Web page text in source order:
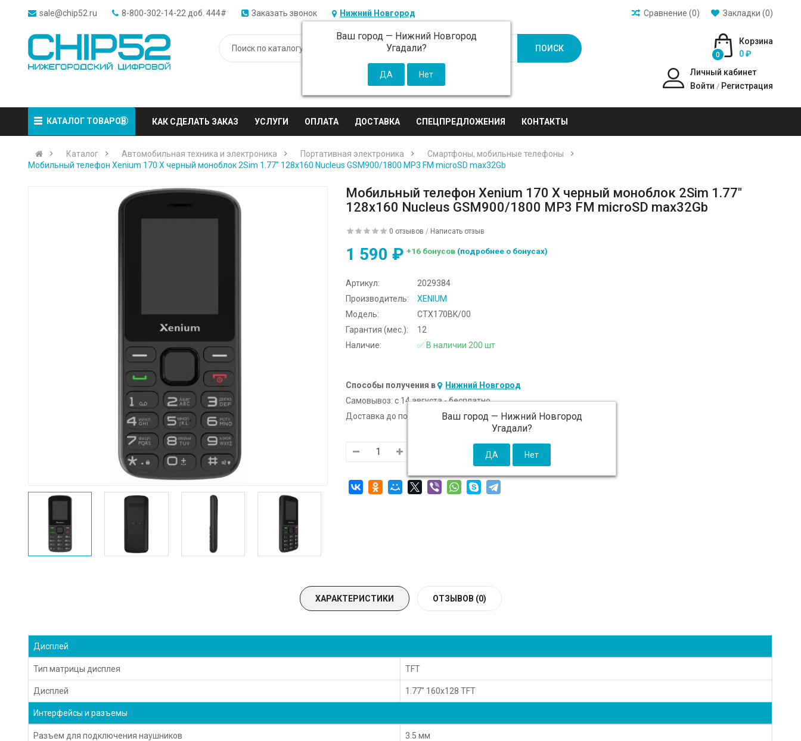
sale@chip52.ru 8-800-302-14-22 доб. 444# Заказать звонок Нижний Новгород
Ваш город — Нижний Новгород
Угадали?
Закладки (0)
Сравнение (0)
ПОИСК
Корзина
0
0 ₽
Личный кабинет
Войти / Регистрация
КАТАЛОГ ТОВАРОВ КАК СДЕЛАТЬ ЗАКАЗ УСЛУГИ ОПЛАТА ДОСТАВКА СПЕЦПРЕДЛОЖЕНИЯ КОНТАКТЫ
Каталог Автомобильная техника и электроника Портативная электроника
Смартфоны, мобильные телефоны
Мобильный телефон Xenium 170 X черный моноблок 2Sim 1.77" 128x160 Nucleus GSM900/1800 MP3 FM microSD max32Gb
Мобильный телефон Xenium 170 X черный моноблок 2Sim 1.77"
128x160 Nucleus GSM900/1800 MP3 FM microSD max32Gb
0 отзывов / Написать отзыв
1 590 ₽ +16 бонусов (подробнее о бонусах)
Артикул:
2029384
Производитель:
XENIUM
Модель:
CTX170BK/00
Гарантия (мес.):
12
Наличие:
✅ В наличии 200 шт
Способы получения в Нижний Новгород
Ваш город — Нижний Новгород
Угадали?
Самовывоз: c 14 августа - бесплатно
Доставка до подъезда:
c 14 августа - 300 ₽ (от 5 000 ₽ бесплатно)
ХАРАКТЕРИСТИКИ ОТЗЫВОВ (0)
Дисплей
Тип матрицы дисплея TFT
Дисплей 1.77" 160x128 TFT
Интерфейсы и разъемы
Разъем для подключения наушников 3.5 мм